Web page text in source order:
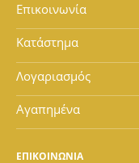
Επικοινωνία
Κατάστημα
Λογαριασμός
Αγαπημένα
ΕΠΙΚΟΙΝΩΝΙΑ